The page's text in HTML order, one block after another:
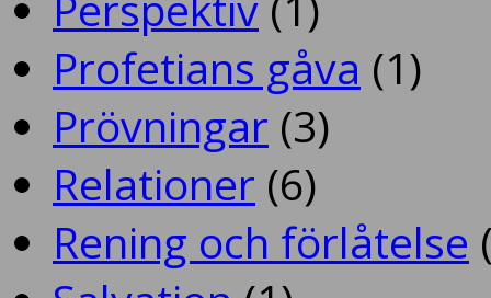
Profetians gåva (1)
Prövningar (3)
Relationer (6)
Rening och förlåtelse